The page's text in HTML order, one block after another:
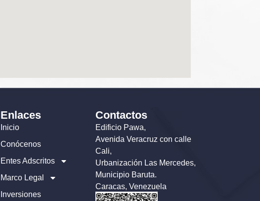
Enlaces
Inicio
Conócenos
Entes Adscritos
Marco Legal
Inversiones
Contactos
Edificio Pawa,
Avenida Veracruz con calle
Cali,
Urbanización Las Mercedes,
Municipio Baruta.
Caracas, Venezuela